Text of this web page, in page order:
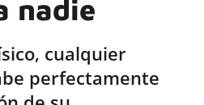
nadie
cualquier
perfectamente